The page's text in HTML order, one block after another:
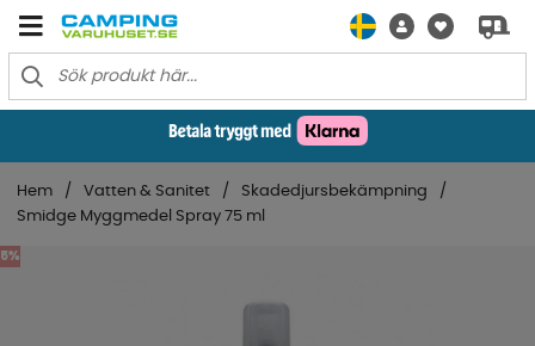
Hem Vatten & Sanitet
Skadedjursbekämpning
Smidge Myggmedel Spray 75 ml
5